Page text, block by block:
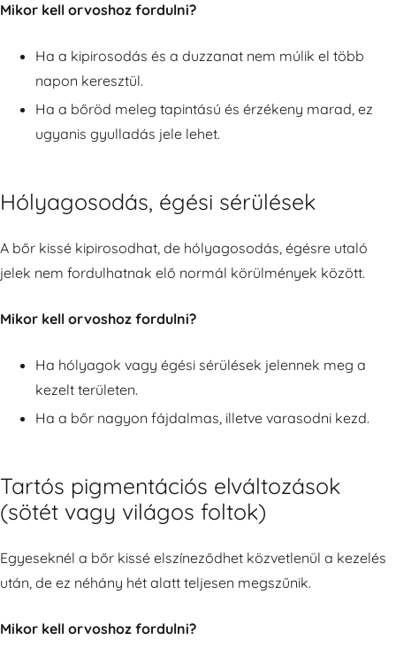
Mikor kell orvoshoz fordulni?
Ha a kipirosodás és a duzzanat nem múlik el több
napon keresztül.
Ha a bőröd meleg tapintású és érzékeny marad, ez
ugyanis gyulladás jele lehet.
Hólyagosodás, égési sérülések
A bőr kissé kipirosodhat, de hólyagosodás, égésre utaló
jelek nem fordulhatnak elő normál körülmények között.
Mikor kell orvoshoz fordulni?
Ha hólyagok vagy égési sérülések jelennek meg a
kezelt területen.
Ha a bőr nagyon fájdalmas, illetve varasodni kezd.
Tartós pigmentációs elváltozások
(sötét vagy világos foltok)
Egyeseknél a bőr kissé elszíneződhet közvetlenül a kezelés
után, de ez néhány hét alatt teljesen megszűnik.
Mikor kell orvoshoz fordulni?